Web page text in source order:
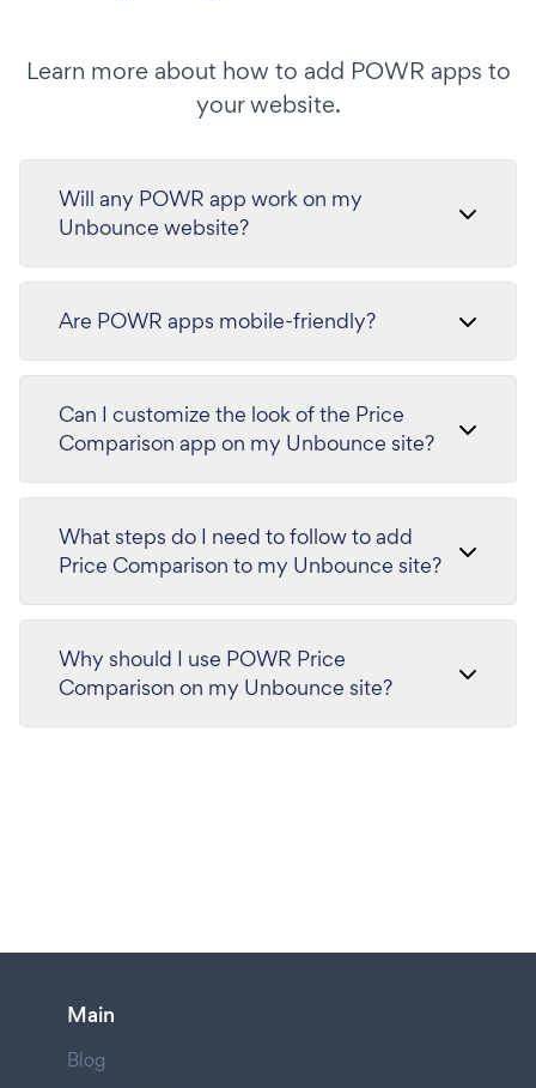
Learn more about how to add POWR apps to
your website.
Will any POWR app work on my
Unbounce website?
Are POWR apps mobile-friendly?
Can I customize the look of the Price
Comparison app on my Unbounce site?
What steps do I need to follow to add
Price Comparison to my Unbounce site?
Why should I use POWR Price
Comparison on my Unbounce site?
Main
Blog